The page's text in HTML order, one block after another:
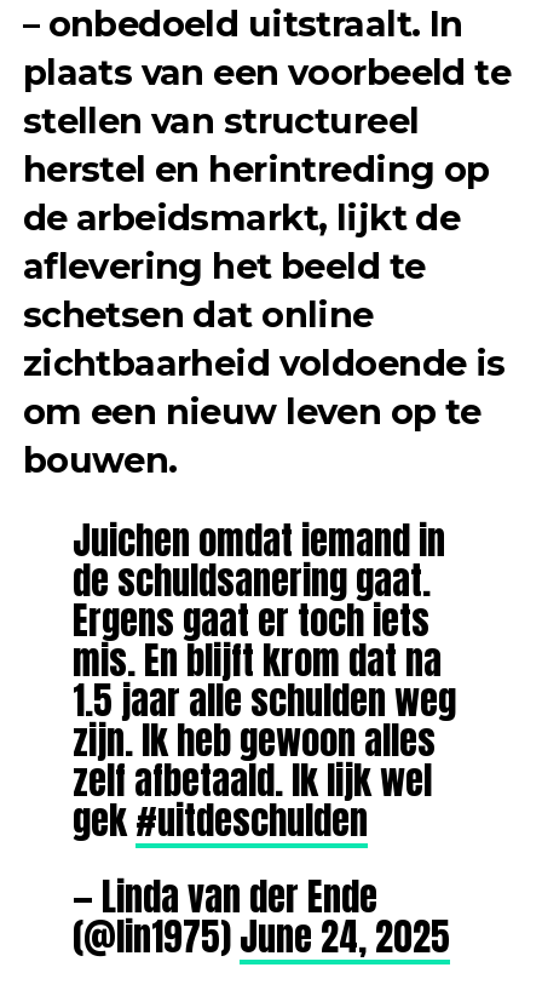
– onbedoeld uitstraalt. In
plaats van een voorbeeld te
stellen van structureel
herstel en herintreding op
de arbeidsmarkt, lijkt de
aflevering het beeld te
schetsen dat online
zichtbaarheid voldoende is
om een nieuw leven op te
bouwen.
Juichen omdat iemand in
de schuldsanering gaat.
Ergens gaat er toch iets
mis. En blijft krom dat na
1.5 jaar alle schulden weg
zijn. Ik heb gewoon alles
zelf afbetaald. Ik lijk wel
gek#uitdeschulden
— Linda van der Ende
(@lin1975)June 24, 2025